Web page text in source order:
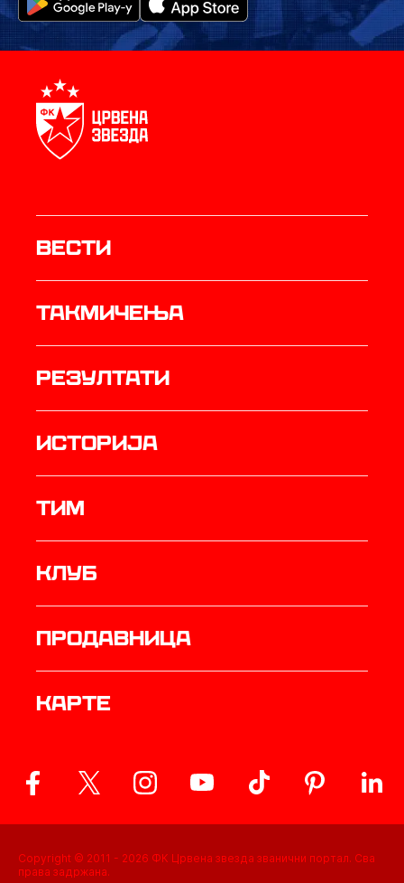
Вести
Такмичења
резултати
историја
ТИМ
Клуб
продавница
Карте
Copyright © 2011 - 2026 ФК Црвена звезда званични портал. Сва
права задржана.